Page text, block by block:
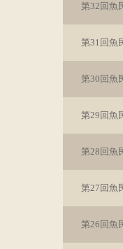
第32回魚
第31回魚
第30回魚
第29回魚
第28回魚
第27回魚
第26回魚